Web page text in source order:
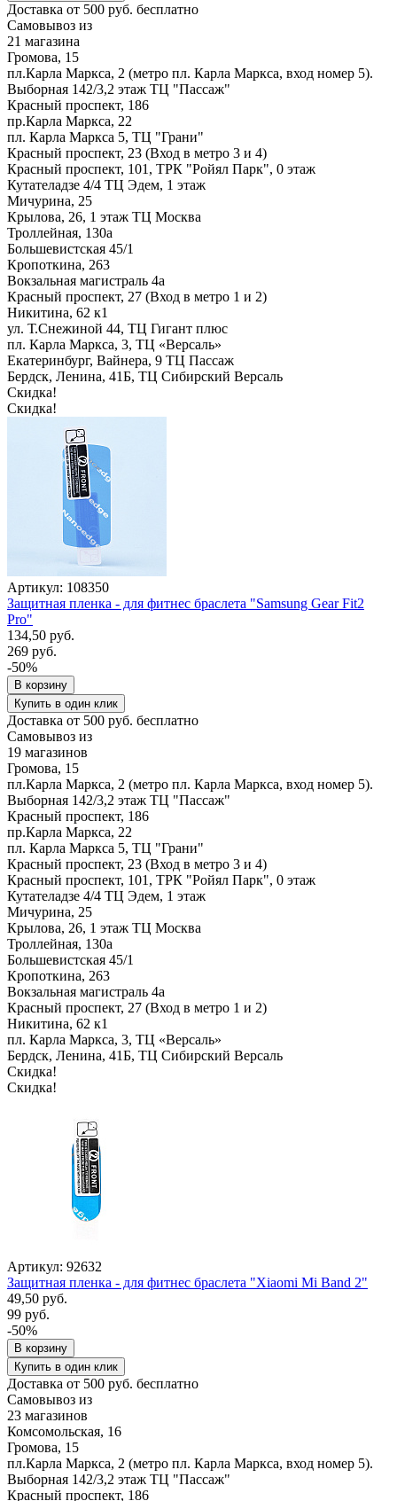
Доставка от 500 руб. бесплатно
Самовывоз из
21 магазина
Громова, 15
пл.Карла Маркса, 2 (метро пл. Карла Маркса, вход номер 5).
Выборная 142/3,2 этаж ТЦ "Пассаж"
Красный проспект, 186
пр.Карла Маркса, 22
пл. Карла Маркса 5, ТЦ "Грани"
Красный проспект, 23 (Вход в метро 3 и 4)
Красный проспект, 101, ТРК "Ройял Парк", 0 этаж
Кутателадзе 4/4 ТЦ Эдем, 1 этаж
Мичурина, 25
Крылова, 26, 1 этаж ТЦ Москва
Троллейная, 130а
Большевистская 45/1
Кропоткина, 263
Вокзальная магистраль 4а
Красный проспект, 27 (Вход в метро 1 и 2)
Никитина, 62 к1
ул. Т.Снежиной 44, ТЦ Гигант плюс
пл. Карла Маркса, 3, ТЦ «Версаль»
Екатеринбург, Вайнера, 9 ТЦ Пассаж
Бердск, Ленина, 41Б, ТЦ Сибирский Версаль
Скидка!
Скидка!
Артикул: 108350
Защитная пленка - для фитнес браслета "Samsung Gear Fit2
Pro"
134,50 руб.
269 руб.
-50%
В корзину
Купить в один клик
Доставка от 500 руб. бесплатно
Самовывоз из
19 магазинов
Громова, 15
пл.Карла Маркса, 2 (метро пл. Карла Маркса, вход номер 5).
Выборная 142/3,2 этаж ТЦ "Пассаж"
Красный проспект, 186
пр.Карла Маркса, 22
пл. Карла Маркса 5, ТЦ "Грани"
Красный проспект, 23 (Вход в метро 3 и 4)
Красный проспект, 101, ТРК "Ройял Парк", 0 этаж
Кутателадзе 4/4 ТЦ Эдем, 1 этаж
Мичурина, 25
Крылова, 26, 1 этаж ТЦ Москва
Троллейная, 130а
Большевистская 45/1
Кропоткина, 263
Вокзальная магистраль 4а
Красный проспект, 27 (Вход в метро 1 и 2)
Никитина, 62 к1
пл. Карла Маркса, 3, ТЦ «Версаль»
Бердск, Ленина, 41Б, ТЦ Сибирский Версаль
Скидка!
Скидка!
Артикул: 92632
Защитная пленка - для фитнес браслета "Xiaomi Mi Band 2"
49,50 руб.
99 руб.
-50%
В корзину
Купить в один клик
Доставка от 500 руб. бесплатно
Самовывоз из
23 магазинов
Комсомольская, 16
Громова, 15
пл.Карла Маркса, 2 (метро пл. Карла Маркса, вход номер 5).
Выборная 142/3,2 этаж ТЦ "Пассаж"
Красный проспект, 186